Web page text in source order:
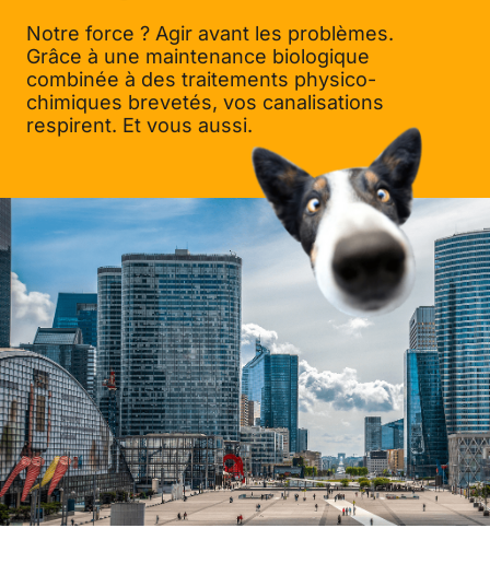
Notre force ? Agir avant les problèmes.
Grâce à une maintenance biologique
combinée à des traitements physico-
chimiques brevetés, vos canalisations
respirent. Et vous aussi.